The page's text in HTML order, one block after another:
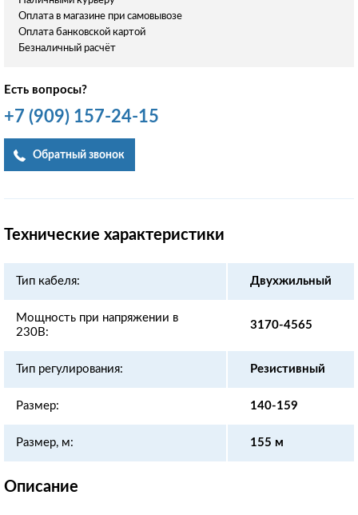
Оплата в магазине при самовывозе
Оплата банковской картой
Безналичный расчёт
Есть вопросы?
+7 (909) 157-24-15
Обратный звонок
Технические характеристики
Тип кабеля: Двухжильный
Мощность при напряжении в
230В:
3170-4565
Тип регулирования: Резистивный
Размер: 140-159
Размер, м: 155 м
Описание